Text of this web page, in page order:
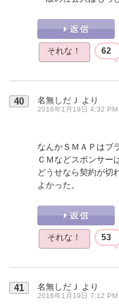
それな！ 62
40 名無しだＪ より
2016年1月19日 4:32 PM
なんかＳＭＡＰはブ
ＣＭなどスポンサー
どうせなら契約が切
よかった。
それな！ 53
41 名無しだＪ より
2016年1月19日 7:12 PM